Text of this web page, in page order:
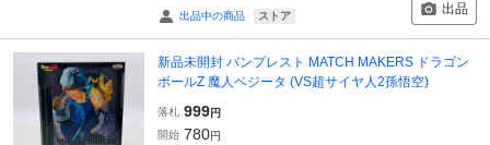
出品中の商品 ストア 出品
新品未開封 バンプレスト MATCH MAKERS ドラゴン
ボールZ 魔人ベジータ (VS超サイヤ人2孫悟空)
落札 999円
開始 780円